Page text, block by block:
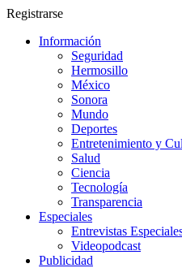
Registrarse
Información
Seguridad
Hermosillo
México
Sonora
Mundo
Deportes
Entretenimiento y
Salud
Ciencia
Tecnología
Transparencia
Especiales
Entrevistas
Videopodcast
Publicidad